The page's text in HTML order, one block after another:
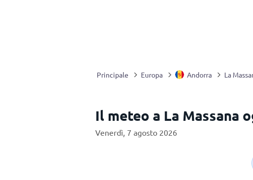
Principale Europa Andorra La
Il meteo a La Massana
Venerdì, 7 agosto 2026